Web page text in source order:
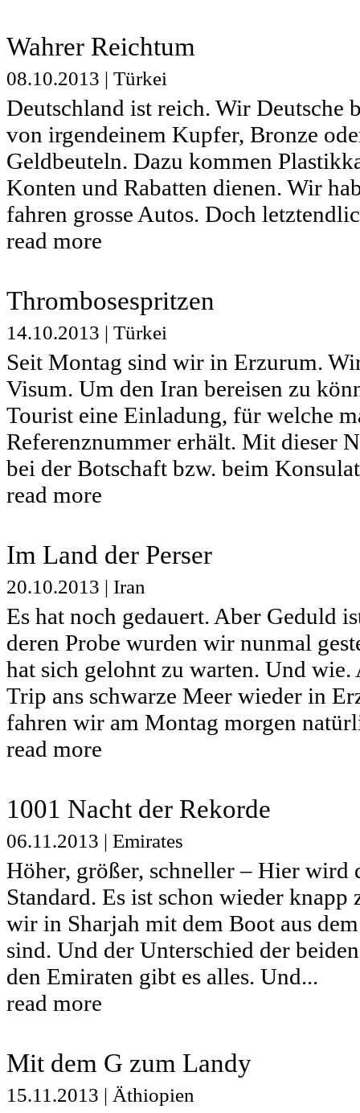
Wahrer Reichtum
08.10.2013 | Türkei
Deutschland ist reich. Wir Deutsche
von irgendeinem Kupfer, Bronze
Geldbeuteln. Dazu kommen
Konten und Rabatten dienen. Wir
fahren grosse Autos. Doch
read more
Thrombosespritzen
14.10.2013 | Türkei
Seit Montag sind wir in Erzurum.
Visum. Um den Iran bereisen zu
Tourist eine Einladung, für welche
Referenznummer erhält. Mit dieser
bei der Botschaft bzw. beim
read more
Im Land der Perser
20.10.2013 | Iran
Es hat noch gedauert. Aber Geduld
deren Probe wurden wir nunmal
hat sich gelohnt zu warten. Und wie.
Trip ans schwarze Meer wieder in
fahren wir am Montag morgen
read more
1001 Nacht der Rekorde
06.11.2013 | Emirates
Höher, größer, schneller – Hier wird
Standard. Es ist schon wieder knapp
wir in Sharjah mit dem Boot aus
sind. Und der Unterschied der
den Emiraten gibt es alles. Und...
read more
Mit dem G zum Landy
15.11.2013 | Äthiopien